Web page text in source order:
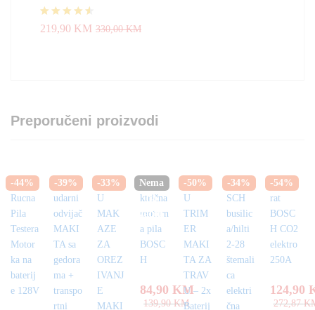
Ocjenjeno
219,90 KM 330,00KM
Preporučeni proizvodi
-44% -39% -33%
Nema
na
zalihi
84,90KM
139,90KM
-50% -34% -54%
124,90
272,87